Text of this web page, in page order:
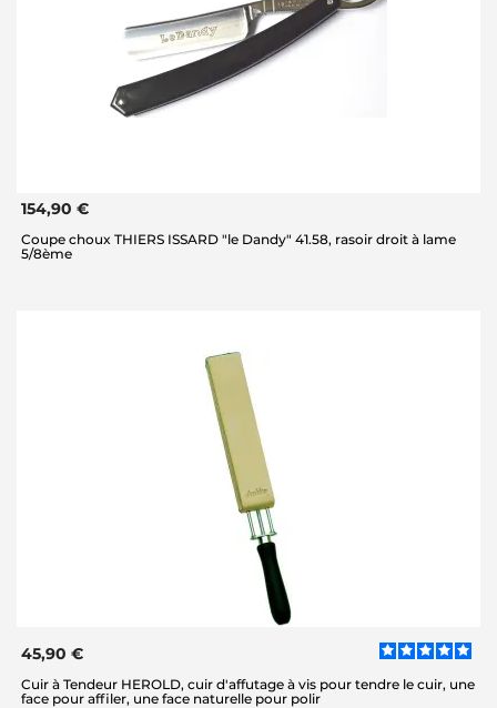
154,90 €
Coupe choux THIERS ISSARD "le Dandy" 41.58, rasoir droit à lame
5/8ème
45,90 €
Cuir à Tendeur HEROLD, cuir d'affutage à vis pour tendre le cuir, une
face pour affiler, une face naturelle pour polir